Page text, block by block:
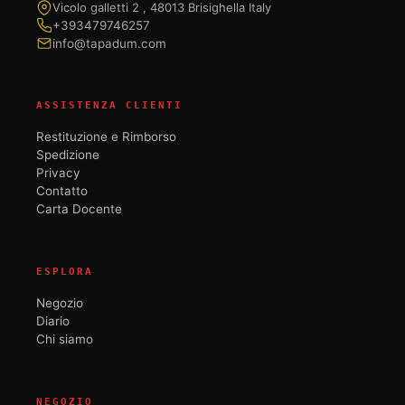
Vicolo galletti 2 , 48013 Brisighella Italy
+393479746257
info@tapadum.com
ASSISTENZA CLIENTI
Restituzione e Rimborso
Spedizione
Privacy
Contatto
Carta Docente
ESPLORA
Negozio
Diario
Chi siamo
NEGOZIO